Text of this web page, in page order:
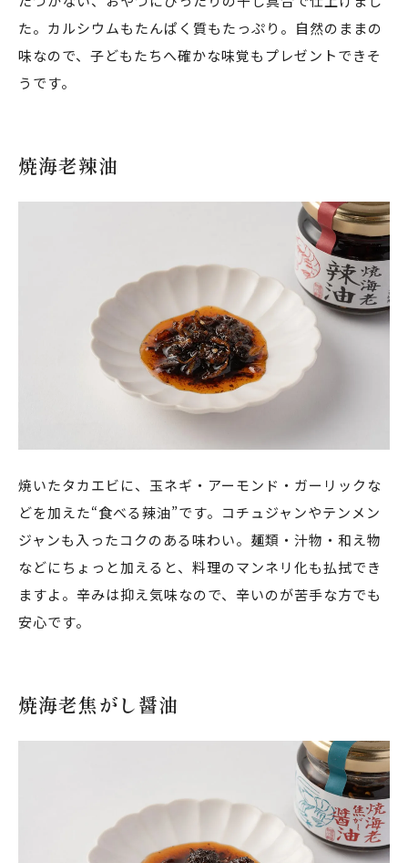
た。カルシウムもたんぱく質もたっぷり。自然のままの
味なので、子どもたちへ確かな味覚もプレゼントできそ
うです。
焼海老辣油
焼いたタカエビに、玉ネギ・アーモンド・ガーリックな
どを加えた“食べる辣油”です。コチュジャンやテンメン
ジャンも入ったコクのある味わい。麺類・汁物・和え物
などにちょっと加えると、料理のマンネリ化も払拭でき
ますよ。辛みは抑え気味なので、辛いのが苦手な方でも
安心です。
焼海老焦がし醤油